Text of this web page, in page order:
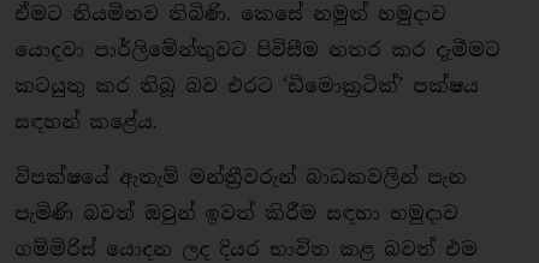
ඒමට නියමිතව තිබිණි. කෙසේ නමුත් හමුදාව
යොදවා පාර්ලිමේන්තුවට පිවිසීම නතර කර දැමීමට
කටයුතු කර තිබූ බව එරට ‘ඩිමොක්‍රටික්’ පක්ෂය
සඳහන් කළේය.
විපක්ෂයේ ඇතැම් මන්ත්‍රීවරුන් බාධකවලින් පැන
පැමිණි බවත් ඔවුන් ඉවත් කිරීම සඳහා හමුදාව
ගම්මිරිස් යොදන ලද දියර භාවිත කළ බවත් එම